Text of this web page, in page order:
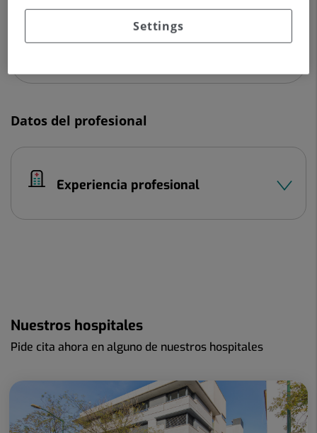
Ver más especialistas enSevilla
Datos del profesional
Experiencia profesional
Nuestros hospitales
Pide cita ahora en alguno de nuestros hospitales
Settings